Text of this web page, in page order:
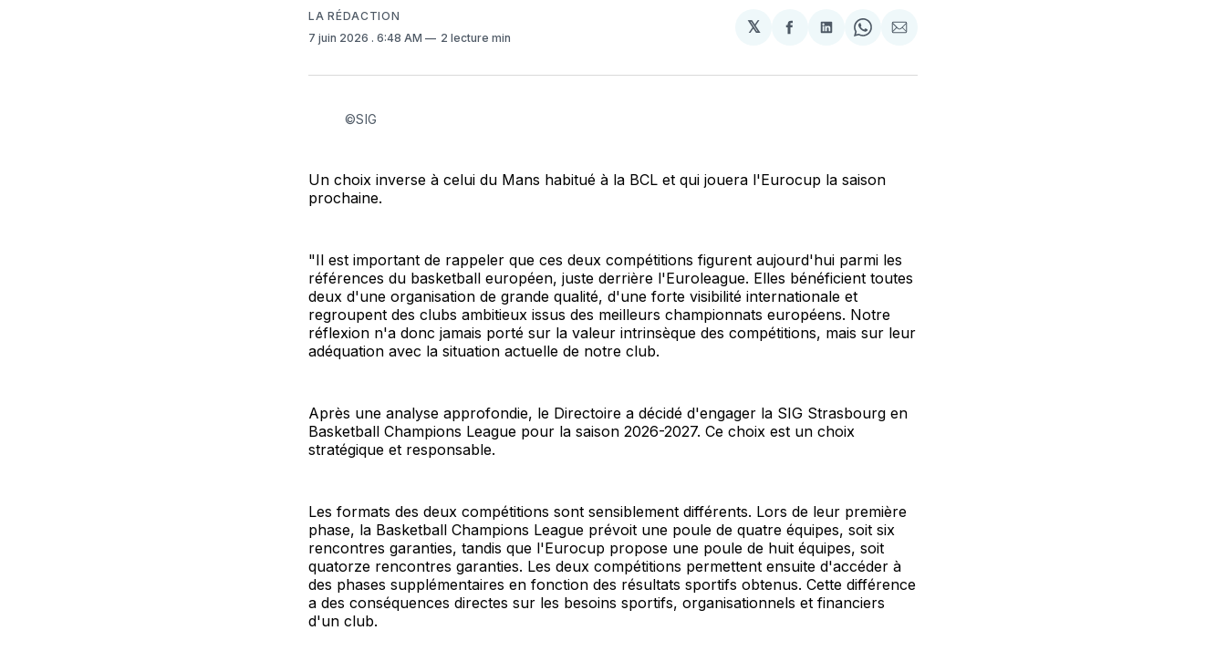
LA RÉDACTION
7 juin 2026 . 6:48 AM 2 lecture min
𝕏
Partager
Facebook
Partager
LinkedIn
Share
WhatsApp
Partager
Courriel
©SIG
Un choix inverse à celui du Mans habitué à la BCL et qui jouera l'Eurocup la saison
prochaine.
"Il est important de rappeler que ces deux compétitions figurent aujourd'hui parmi les
références du basketball européen, juste derrière l'Euroleague. Elles bénéficient toutes
deux d'une organisation de grande qualité, d'une forte visibilité internationale et
regroupent des clubs ambitieux issus des meilleurs championnats européens. Notre
réflexion n'a donc jamais porté sur la valeur intrinsèque des compétitions, mais sur leur
adéquation avec la situation actuelle de notre club.
Après une analyse approfondie, le Directoire a décidé d'engager la SIG Strasbourg en
Basketball Champions League pour la saison 2026-2027. Ce choix est un choix
stratégique et responsable.
Les formats des deux compétitions sont sensiblement différents. Lors de leur première
phase, la Basketball Champions League prévoit une poule de quatre équipes, soit six
rencontres garanties, tandis que l'Eurocup propose une poule de huit équipes, soit
quatorze rencontres garanties. Les deux compétitions permettent ensuite d'accéder à
des phases supplémentaires en fonction des résultats sportifs obtenus. Cette différence
a des conséquences directes sur les besoins sportifs, organisationnels et financiers
d'un club.